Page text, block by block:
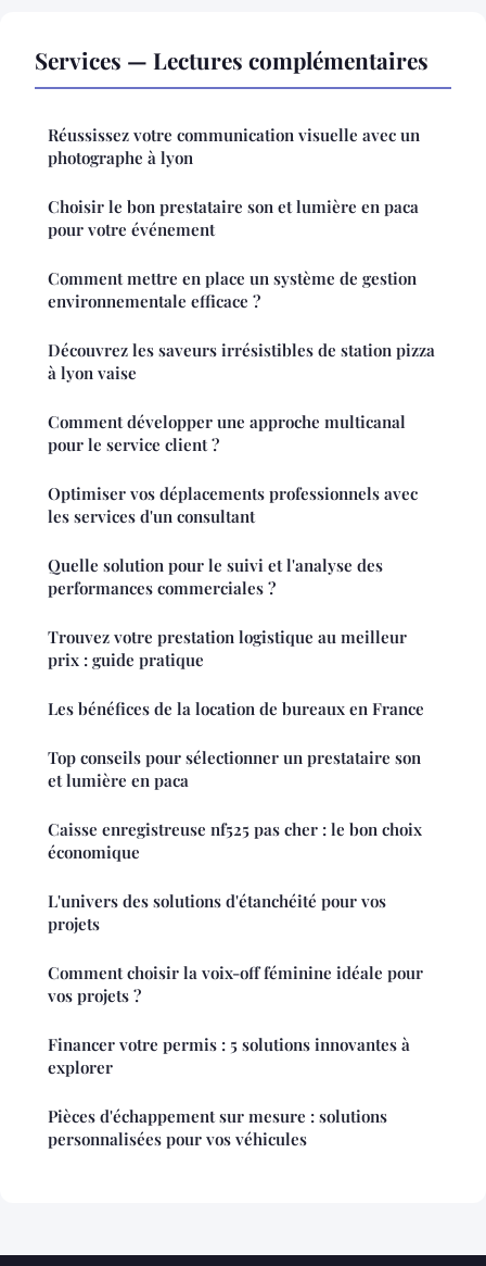
Services — Lectures complémentaires
Réussissez votre communication visuelle avec un
photographe à lyon
Choisir le bon prestataire son et lumière en paca
pour votre événement
Comment mettre en place un système de gestion
environnementale efficace ?
Découvrez les saveurs irrésistibles de station pizza
à lyon vaise
Comment développer une approche multicanal
pour le service client ?
Optimiser vos déplacements professionnels avec
les services d'un consultant
Quelle solution pour le suivi et l'analyse des
performances commerciales ?
Trouvez votre prestation logistique au meilleur
prix : guide pratique
Les bénéfices de la location de bureaux en France
Top conseils pour sélectionner un prestataire son
et lumière en paca
Caisse enregistreuse nf525 pas cher : le bon choix
économique
L'univers des solutions d'étanchéité pour vos
projets
Comment choisir la voix-off féminine idéale pour
vos projets ?
Financer votre permis : 5 solutions innovantes à
explorer
Pièces d'échappement sur mesure : solutions
personnalisées pour vos véhicules